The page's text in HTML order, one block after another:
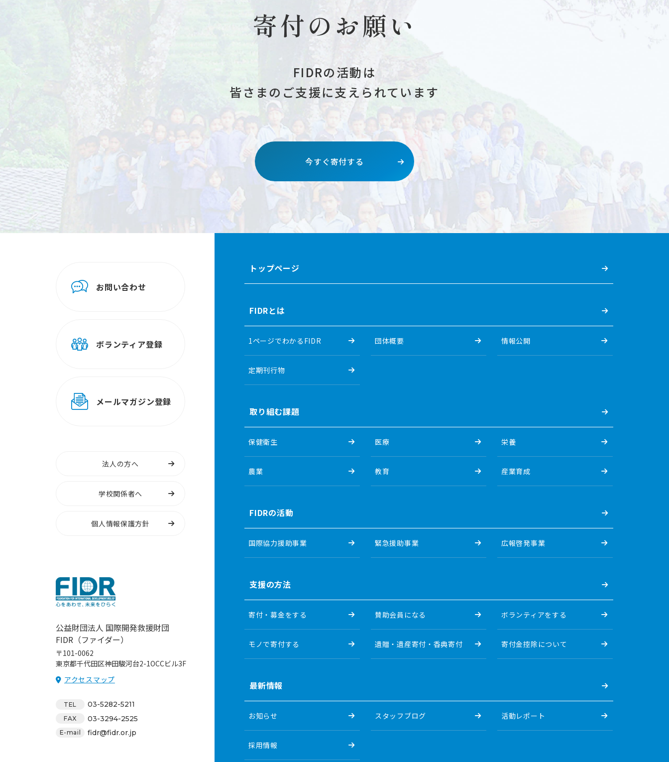
寄付のお願い
FIDRの活動は
皆さまのご支援に支えられています
今すぐ寄付する
お問い合わせ
ボランティア登録
メールマガジン登録
法人の方へ
学校関係者へ
個人情報保護方針
公益財団法人 国際開発救援財団
FIDR（ファイダー）
〒101-0062
東京都千代田区神田駿河台2-1OCCビル3F
アクセスマップ
TEL 03-5282-5211
FAX 03-3294-2525
E-mail fidr@fidr.or.jp
トップページ
FIDRとは
1ページでわかるFIDR 団体概要 情報公開
定期刊行物
取り組む課題
保健衛生 医療 栄養
農業 教育 産業育成
FIDRの活動
国際協力援助事業 緊急援助事業 広報啓発事業
支援の方法
寄付・募金をする 賛助会員になる ボランティアをする
モノで寄付する 遺贈・遺産寄付・香典寄付 寄付金控除について
最新情報
お知らせ スタッフブログ 活動レポート
採用情報